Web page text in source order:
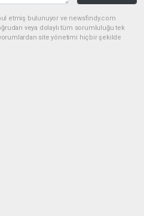
etmiş bulunuyor ve newsfindy.com
veya dolaylı tüm sorumluluğu tek
site yönetimi hiçbir şekilde